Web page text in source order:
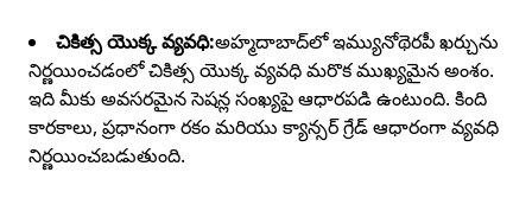
చికిత్స యొక్క వ్యవధి:అహ్మదాబాద్‌లో ఇమ్యునోథెరపీ ఖర్చును
నిర్ణయించడంలో చికిత్స యొక్క వ్యవధి మరొక ముఖ్యమైన అంశం.
ఇది మీకు అవసరమైన సెషన్ల సంఖ్యపై ఆధారపడి ఉంటుంది. కింది
కారకాలు, ప్రధానంగా రకం మరియు క్యాన్సర్ గ్రేడ్ ఆధారంగా వ్యవధి
నిర్ణయించబడుతుంది.